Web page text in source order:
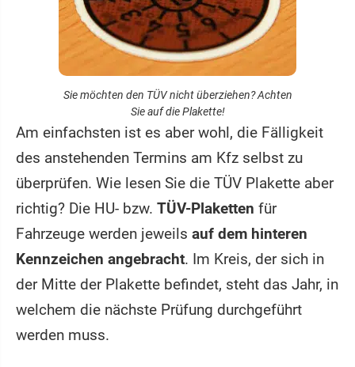
Sie möchten den TÜV nicht überziehen? Achten
Sie auf die Plakette!
Am einfachsten ist es aber wohl, die Fälligkeit
des anstehenden Termins am Kfz selbst zu
überprüfen. Wie lesen Sie die TÜV Plakette aber
richtig? Die HU- bzw. TÜV-Plaketten für
Fahrzeuge werden jeweils auf dem hinteren
Kennzeichen angebracht. Im Kreis, der sich in
der Mitte der Plakette befindet, steht das Jahr, in
welchem die nächste Prüfung durchgeführt
werden muss.